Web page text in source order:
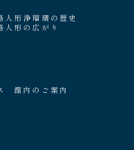
人形浄瑠璃の歴史
人形の広がり
館内のご案内